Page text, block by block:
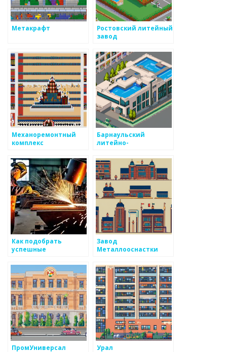
Метакрафт
Ростовский литейный
завод
Механоремонтный
комплекс
Барнаульский
литейно-
Как подобрать
успешные
формирования
отдела производства
металоизделий
Завод
Металлооснастки
ПромУниверсал Урал